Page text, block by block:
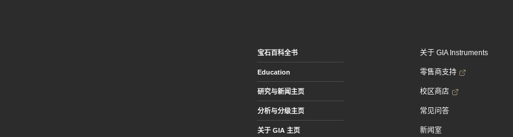
宝石百科全书
Education
研究与新闻主页
分析与分级主页
关于 GIA 主页
关于 GIA Instruments
零售商支持
校区商店
常见问答
新闻室